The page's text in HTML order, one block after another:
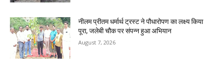
नीलम प्रीतम धर्मार्थ ट्रस्ट ने पौधारोपण का लक्ष्य किया
पूरा, जलेबी चौक पर संपन्न हुआ अभियान
August 7, 2026